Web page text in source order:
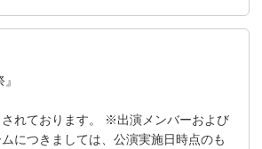
れております。 ※出演メンバーおよび
につきましては、公演実施日時点のも